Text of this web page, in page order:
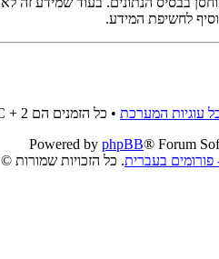
לחשיפת המידע.
עוגיות המערכת • כל הזמנים הם UTC + 2 שעות
Powered by phpBB® Forum
. כל הזכויות שמורות © 2008 - phpBB.co.il.